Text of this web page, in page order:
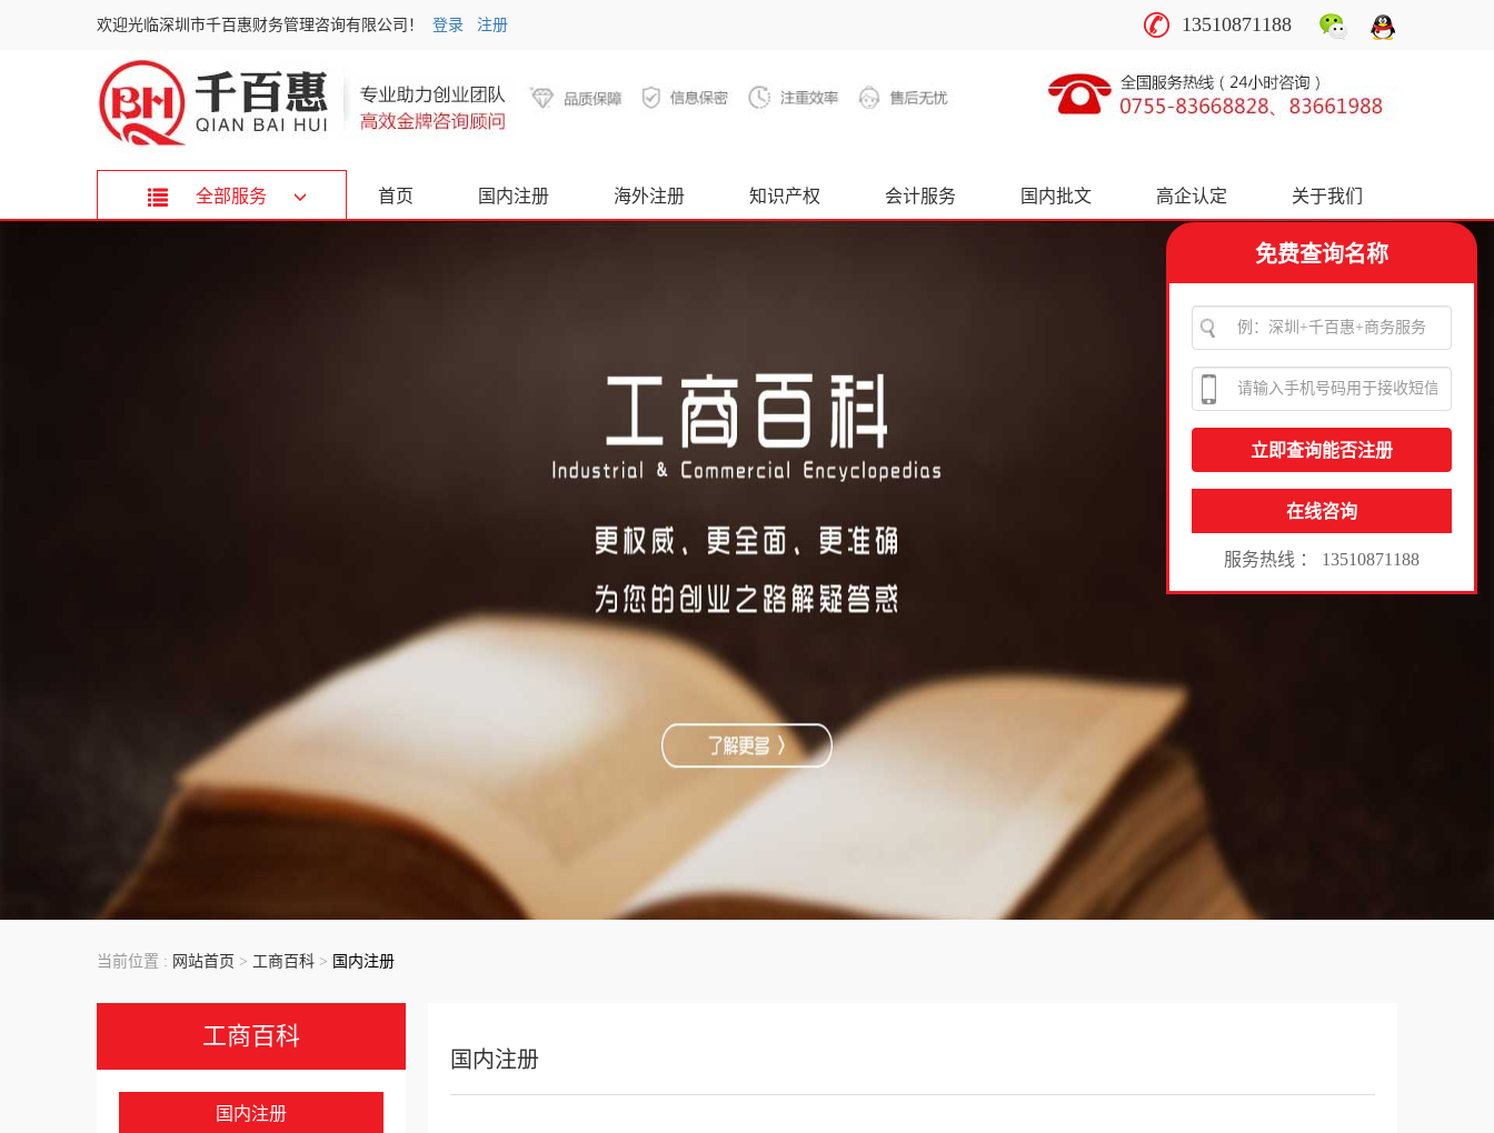
欢迎光临深圳市千百惠财务管理咨询有限公司！ 登录 注册 13510871188
首页 国内注册 海外注册 知识产权 会计服务 国内批文 高企认定 关于我们
免费查询名称
在线咨询
服务热线 ： 13510871188
全部服务
当前位置 : 网站首页 > 工商百科 > 国内注册
工商百科
国内注册
国内注册